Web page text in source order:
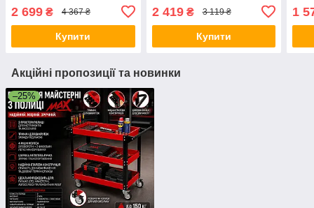
2 699 ₴ 4 367 ₴
Купити
2 419₴ 3 119 ₴
Купити
1
Акційні пропозиції та новинки
–25%